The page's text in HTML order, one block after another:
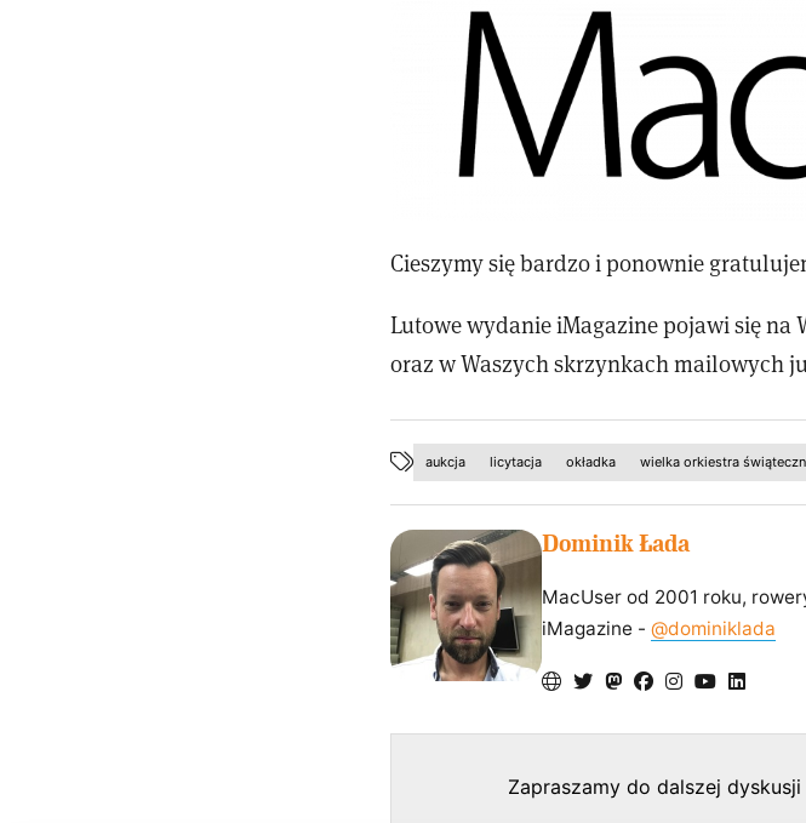
Cieszymy się bardzo i ponownie
Lutowe wydanie iMagazine pojawi się na
oraz w Waszych skrzynkach mailowych
aukcja licytacja okładka wielka orkiestra
Dominik Łada
MacUser od 2001 roku,
iMagazine - @dominiklada
Zapraszamy do dalszej dyskusji